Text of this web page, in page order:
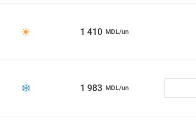
1 410 MDL/un
1 983 MDL/un